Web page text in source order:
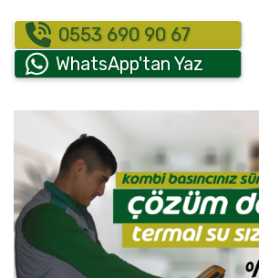
0553 690 90 67
WhatsApp'tan Yaz